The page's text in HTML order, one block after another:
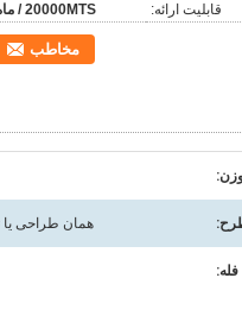
قابلیت ارائه:
20000MTS / ماه
مخاطب
همان طراحی